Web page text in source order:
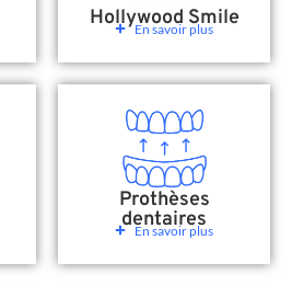
Hollywood Smile
En savoir plus
Prothèses
dentaires
En savoir plus